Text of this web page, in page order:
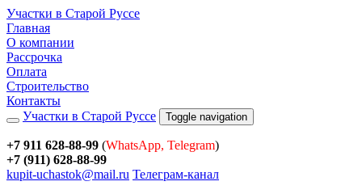
Участки в Старой Руссе
Главная
О компании
Рассрочка
Оплата
Строительство
Контакты
Участки в Старой Руссе
Toggle navigation
+7 911 628-88-99 (WhatsApp, Telegram)
+7 (911) 628-88-99
kupit-uchastok@mail.ru Телеграм-канал